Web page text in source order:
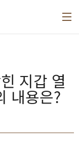
지갑 열
내용은?